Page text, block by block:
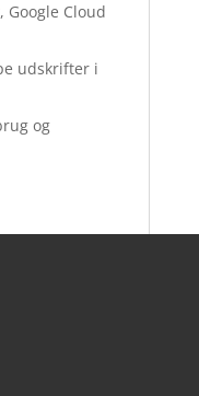
Cloud
udskrifter i
og